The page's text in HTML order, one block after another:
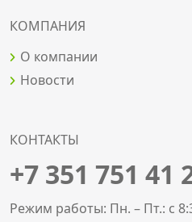
КОМПАНИЯ
О компании
Новости
КОНТАКТЫ
+7 351 751 41
Режим работы: Пн. – Пт.: с